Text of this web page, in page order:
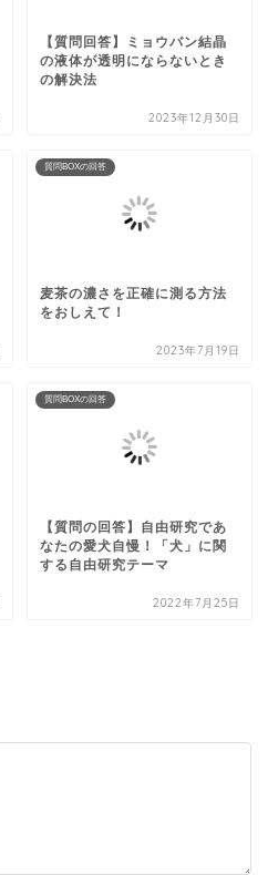
【質問回答】ミョウバン結晶
の液体が透明にならないとき
の解決法
2023年12月30日
質問BOXの回答
麦茶の濃さを正確に測る方法
をおしえて！
2023年7月19日
質問BOXの回答
【質問の回答】自由研究であ
なたの愛犬自慢！「犬」に関
する自由研究テーマ
2022年7月25日